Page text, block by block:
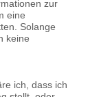
zur
eine
Solange
keine
ich, dass ich